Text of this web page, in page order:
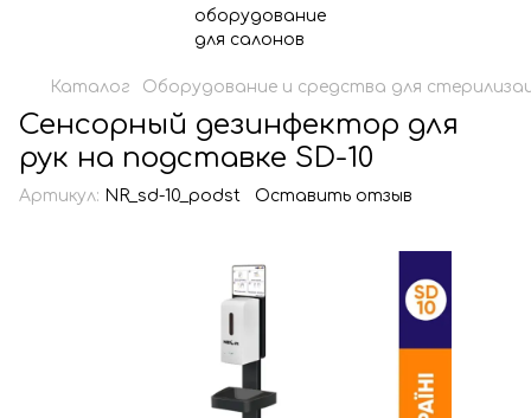
Каталог Оборудование и средства для
Сенсорный дезинфектор для
рук на подставке SD-10
Артикул: NR_sd-10_podst Оставить отзыв